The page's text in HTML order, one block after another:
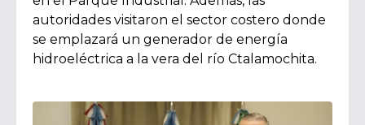
autoridades visitaron el sector costero donde
se emplazará un generador de energía
hidroeléctrica a la vera del río Ctalamochita.